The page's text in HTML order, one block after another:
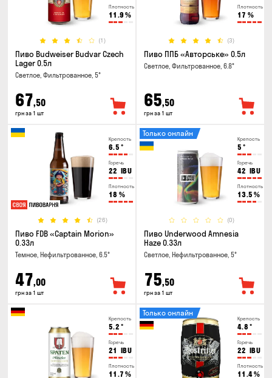
Плотность
11.9 %
(1)
Пиво Budweiser Budvar Czech
Lager 0.5л
Светлое, Фильтрованное, 5°
67,50
грн за 1 шт
Плотность
17 %
(3)
Пиво ППБ «Авторське» 0.5л
Светлое, Фильтрованное, 6.8°
65,50
грн за 1 шт
Крепость
6.5 °
Горечь
22 IBU
Плотность
18 %
(26)
Пиво FDB «Captain Morion»
0.33л
Темное, Нефильтрованное, 6.5°
47,00
грн за 1 шт
Крепость
5 °
Горечь
42 IBU
Плотность
13.5 %
(0)
Только онлайн
Пиво Underwood Amnesia
Haze 0.33л
Светлое, Нефильтрованное, 5°
75,50
грн за 1 шт
Крепость
5.2 °
Горечь
21 IBU
Плотность
11.7 %
Крепость
4.8 °
Горечь
22 IBU
Плотность
11.4%
Только онлайн